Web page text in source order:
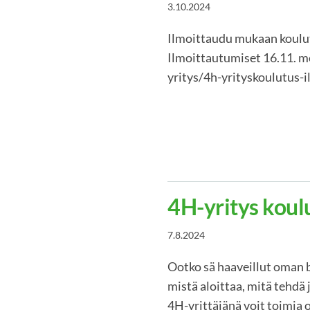
3.10.2024
Ilmoittaudu mukaan
Ilmoittautumiset 16.11.
yritys/4h-
4H-yritys
7.8.2024
Ootko sä haaveillut
mistä aloittaa, mitä tehdä
4H-yrittäjänä voit toimia